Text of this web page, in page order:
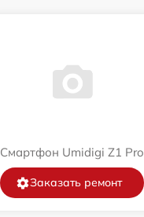
Смартфон Umidigi Z1 Pro
Заказать ремонт